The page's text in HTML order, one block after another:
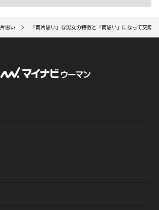
片思い 「両片思い」な男女の特徴と「両思い」になって交際